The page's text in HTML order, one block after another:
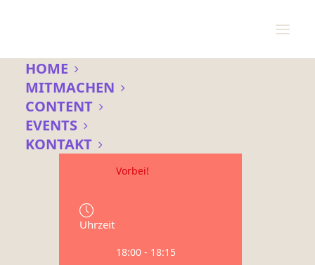
HOME
MITMACHEN
CONTENT
EVENTS
KONTAKT
Datum
Vorbei!
Uhrzeit
18:00 - 18:15